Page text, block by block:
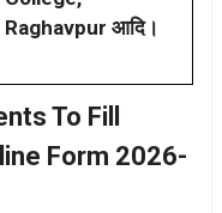
Raghavpur आदि।
To Fill
Form 2026-